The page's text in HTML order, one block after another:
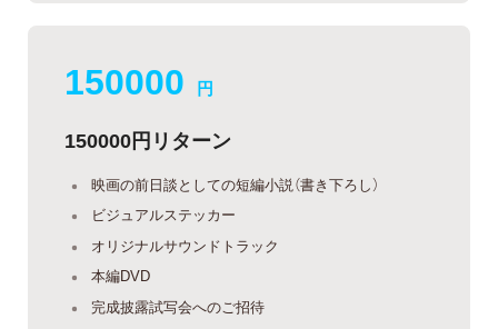
150000 円
150000円リターン
映画の前日談としての短編小説（書き下ろし）
ビジュアルステッカー
オリジナルサウンドトラック
本編DVD
完成披露試写会へのご招待